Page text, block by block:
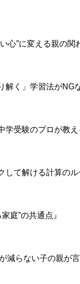
心”に変える親の関
く」学習法がNG
受験のプロが教え
て解ける計算のル
庭”の共通点』
らない子の親が言